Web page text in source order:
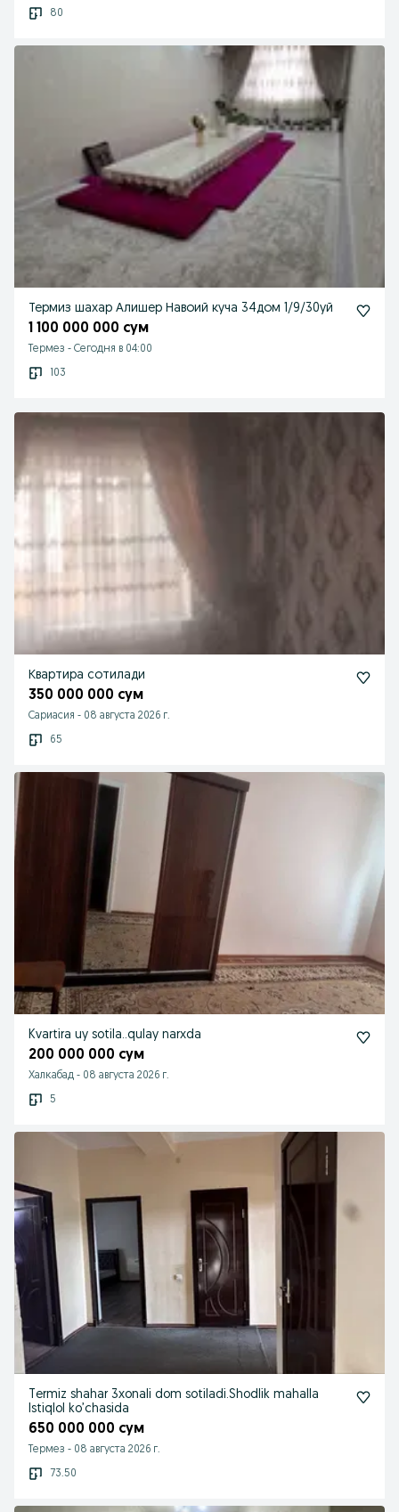
80
Термиз шахар Алишер Навоий куча 34дом 1/9/30уй
1 100 000 000 сум
Термез - Сегодня в 04:00
103
Квартира сотилади
350 000 000 сум
Сариасия - 08 августа 2026 г.
65
Kvartira uy sotila..qulay narxda
200 000 000 сум
Халкабад - 08 августа 2026 г.
5
Termiz shahar 3xonali dom sotiladi.Shodlik mahalla
Istiqlol ko’chasida
650 000 000 сум
Термез - 08 августа 2026 г.
73.50